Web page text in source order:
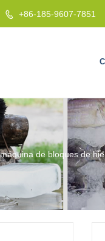
 +86-185-9607-7851
máquina de bloques de